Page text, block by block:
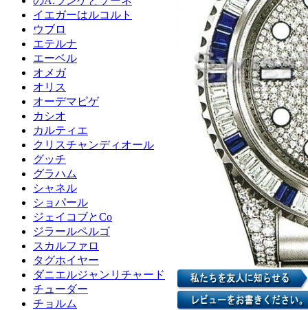
イエガーはルコルト
ウブロ
エテルナ
エーベル
オメガ
オリス
オーデマピゲ
カシオ
カルティエ
クリスチャンディオール
グッチ
グラハム
シャネル
ショパール
ジェイコブとCo
ジラールペルゴ
スカルファロ
タグホイヤー
ダニエルジャンリチャード
チューダー
チョルム